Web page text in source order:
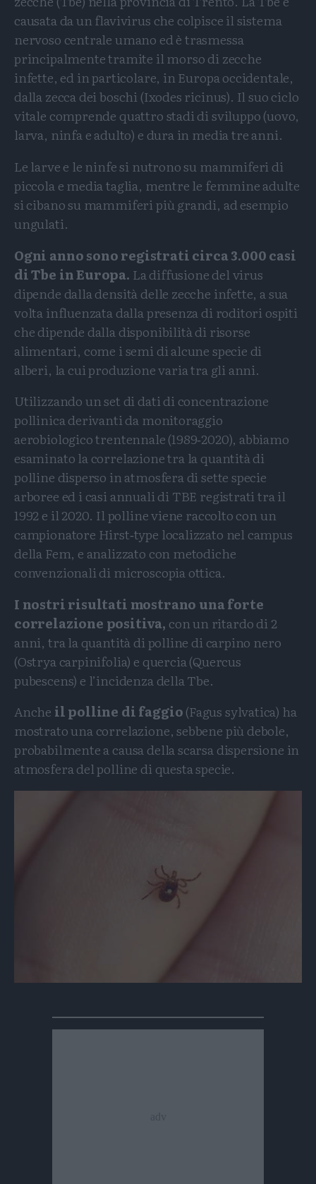
causata da un flavivirus che colpisce il sistema
nervoso centrale umano ed è trasmessa
principalmente tramite il morso di zecche
infette, ed in particolare, in Europa occidentale,
dalla zecca dei boschi (Ixodes ricinus). Il suo ciclo
vitale comprende quattro stadi di sviluppo (uovo,
larva, ninfa e adulto) e dura in media tre anni.
Le larve e le ninfe si nutrono su mammiferi di
piccola e media taglia, mentre le femmine adulte
si cibano su mammiferi più grandi, ad esempio
ungulati.
Ogni anno sono registrati circa 3.000 casi
di Tbe in Europa. La diffusione del virus
dipende dalla densità delle zecche infette, a sua
volta influenzata dalla presenza di roditori ospiti
che dipende dalla disponibilità di risorse
alimentari, come i semi di alcune specie di
alberi, la cui produzione varia tra gli anni.
Utilizzando un set di dati di concentrazione
pollinica derivanti da monitoraggio
aerobiologico trentennale (1989‑2020), abbiamo
esaminato la correlazione tra la quantità di
polline disperso in atmosfera di sette specie
arboree ed i casi annuali di TBE registrati tra il
1992 e il 2020. Il polline viene raccolto con un
campionatore Hirst‑type localizzato nel campus
della Fem, e analizzato con metodiche
convenzionali di microscopia ottica.
I nostri risultati mostrano una forte
correlazione positiva, con un ritardo di 2
anni, tra la quantità di polline di carpino nero
(Ostrya carpinifolia) e quercia (Quercus
pubescens) e l’incidenza della Tbe.
Anche il polline di faggio(Fagus sylvatica) ha
mostrato una correlazione, sebbene più debole,
probabilmente a causa della scarsa dispersione in
atmosfera del polline di questa specie.